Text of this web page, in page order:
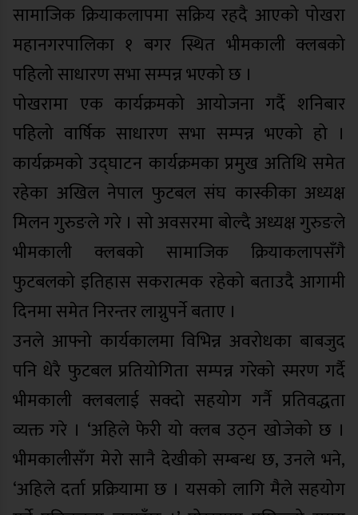
सामाजिक क्रियाकलापमा सक्रिय रहदै आएको पोखरा
महानगरपालिका १ बगर स्थित भीमकाली क्लबको
पहिलो साधारण सभा सम्पन्न भएको छ ।
पोखरामा एक कार्यक्रमको आयोजना गर्दै शनिबार
पहिलो वार्षिक साधारण सभा सम्पन्न भएको हो ।
कार्यक्रमको उद्घाटन कार्यक्रमका प्रमुख अतिथि समेत
रहेका अखिल नेपाल फुटबल संघ कास्कीका अध्यक्ष
मिलन गुरुङले गरे । सो अवसरमा बोल्दै अध्यक्ष गुरुङले
भीमकाली क्लबको सामाजिक क्रियाकलापसँगै
फुटबलको इतिहास सकरात्मक रहेको बताउदै आगामी
दिनमा समेत निरन्तर लाग्नुपर्ने बताए ।
उनले आफ्नो कार्यकालमा विभिन्न अवरोधका बाबजुद
पनि धेरै फुटबल प्रतियोगिता सम्पन्न गरेको स्मरण गर्दै
भीमकाली क्लबलाई सक्दो सहयोग गर्नै प्रतिवद्धता
व्यक्त गरे । ‘अहिले फेरी यो क्लब उठ्न खोजेको छ ।
भीमकालीसँग मेरो सानै देखीको सम्बन्ध छ, उनले भने,
‘अहिले दर्ता प्रक्रियामा छ । यसको लागि मैले सहयोग